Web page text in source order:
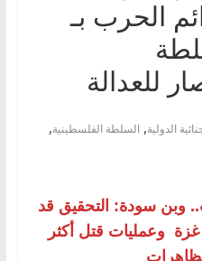
الحرب بـ
للعدالة
الدولية, السلطة الفلسطينية,
وبن سودة: التحقيق قد
وعمليات قتل أكثر